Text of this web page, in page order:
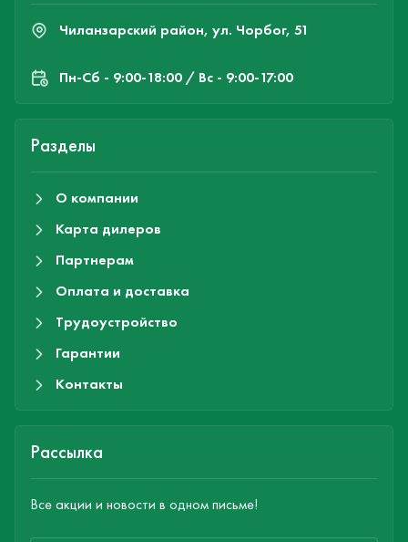
Чиланзарский район, ул. Чорбог, 51
Пн-Cб - 9:00-18:00 / Вс - 9:00-17:00
Разделы
О компании
Карта дилеров
Партнерам
Оплата и доставка
Трудоустройство
Гарантии
Контакты
Рассылка
Все акции и новости в одном письме!